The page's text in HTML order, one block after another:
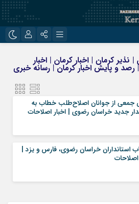
ایتا
نذیر کرمان | اخبار کرمان | اخبار
و پایش اخبار کرمان | رسانه خبری
جمعی از جوانان اصلاح‌طلب خطاب به
جدید خراسان رضوی | اخبار اصلاحات
استانداران خراسان رضوی، فارس و یزد |
اصلاحات